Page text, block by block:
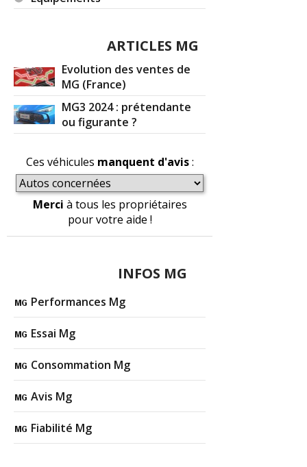
ARTICLES MG
Evolution des ventes de
MG (France)
MG3 2024 : prétendante
ou figurante ?
Ces véhicules manquent d'avis:
Merci à tous les propriétaires
pour votre aide !
INFOS MG
Performances Mg
Essai Mg
Consommation Mg
Avis Mg
Fiabilité Mg